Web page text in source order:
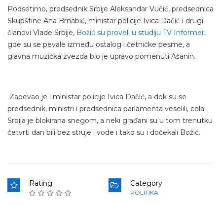
Podsetimo, predsednik Srbije Aleksandar Vučić, predsednica
Skupštine Ana Brnabić, ministar policije Ivica Dačić i drugi
članovi Vlade Srbije, Božić su proveli u studiju TV Informer,
gde su se pevale između ostalog i četničke pesme, a
glavna muzička zvezda bio je upravo pomenuti Ašanin.
Zapevao je i ministar policije Ivica Dačić, a dok su se
predsednik, ministri i predsednica parlamenta veselili, cela
Srbija je blokirana snegom, a neki građani su u tom trenutku
četvrti dan bili bez struje i vode i tako su i dočekali Božić.
Rating Category
POLITIKA